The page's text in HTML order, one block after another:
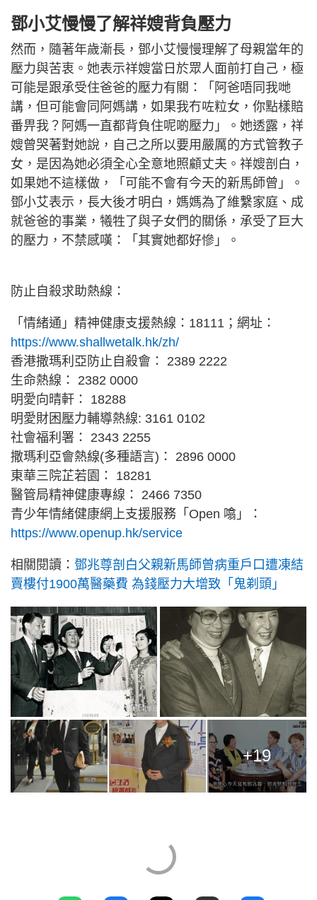
鄧小艾慢慢了解祥嫂背負壓力
然而，隨著年歲漸長，鄧小艾慢慢理解了母親當年的
壓力與苦衷。她表示祥嫂當日於眾人面前打自己，極
可能是跟承受住爸爸的壓力有關：「阿爸唔同我哋
講，但可能會同阿媽講，如果我冇咗粒女，你點樣賠
番畀我？阿媽一直都背負住呢啲壓力」。她透露，祥
嫂曾哭著對她說，自己之所以要用嚴厲的方式管教子
女，是因為她必須全心全意地照顧丈夫。祥嫂剖白，
如果她不這樣做，「可能不會有今天的新馬師曾」。
鄧小艾表示，長大後才明白，媽媽為了維繫家庭、成
就爸爸的事業，犧牲了與子女們的關係，承受了巨大
的壓力，不禁感嘆：「其實她都好慘」。
防止自殺求助熱線：
「情緒通」精神健康支援熱線：18111；網址：
https://www.shallwetalk.hk/zh/
香港撒瑪利亞防止自殺會： 2389 2222
生命熱線： 2382 0000
明愛向晴軒： 18288
明愛財困壓力輔導熱線: 3161 0102
社會福利署： 2343 2255
撒瑪利亞會熱線(多種語言)： 2896 0000
東華三院芷若園： 18281
醫管局精神健康專線： 2466 7350
青少年情緒健康網上支援服務「Open 噏」：
https://www.openup.hk/service
相關閱讀： 鄧兆尊剖白父親新馬師曾病重戶口遭凍結
賣樓付1900萬醫藥費 為錢壓力大增致「鬼剃頭」
+19